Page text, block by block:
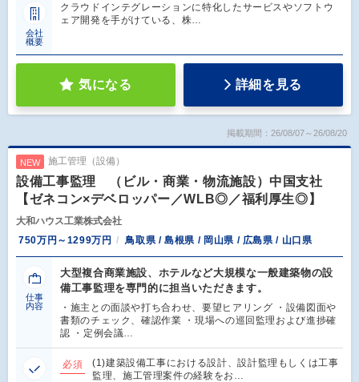
会社
概要
クラウドインテグレーションに特化したサービスやソフトウ
ェア開発を手がけている、株…
気になる 詳細を見る
掲載期間：26/08/07～26/08/20
NEW 施工管理（設備）
設備工事監理 （ビル・商業・物流施設）中国支社
【ゼネコン×デベロッパー／WLB◎／福利厚生◎】
大和ハウス工業株式会社
750万円～1299万円
鳥取県 / 島根県 / 岡山県 / 広島県 / 山口県
仕事
内容
大型複合商業施設、ホテルなど大規模な一般建築物の設
備工事監理を専門的に担当いただきます。
・施主との面談や打ち合わせ、要望ヒアリング ・設備図面や
書類のチェック、確認作業 ・現場への巡回監理および進捗確
認 ・定例会議…
必須
(1)建築設備工事における設計、設計監理もしくは工事
監理、施工管理案件の経験をお…